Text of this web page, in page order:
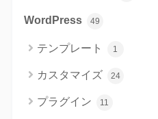
WordPress 49
テンプレート 1
カスタマイズ 24
プラグイン 11